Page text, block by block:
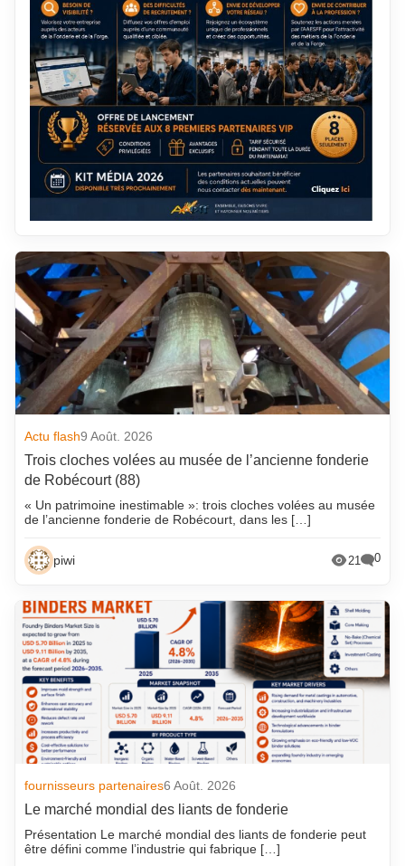
Actu flash9 Août. 2026
Trois cloches volées au musée de l’ancienne fonderie
de Robécourt (88)
« Un patrimoine inestimable »: trois cloches volées au musée
de l’ancienne fonderie de Robécourt, dans les […]
piwi 21 0
fournisseurs partenaires6 Août. 2026
Le marché mondial des liants de fonderie
Présentation Le marché mondial des liants de fonderie peut
être défini comme l’industrie qui fabrique […]